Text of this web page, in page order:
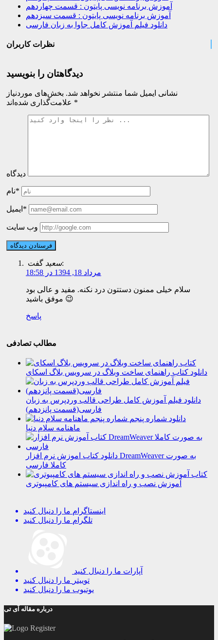
آموزش برنامه نویسی پایتون : قسمت چهاردهم
آموزش برنامه نویسی پایتون : قسمت سیزدهم
دانلود فیلم آموزش کامل جاوا به زبان فارسی
نظرات کاربران
دیدگاهتان را بنویسید
نشانی ایمیل شما منتشر نخواهد شد. بخش‌های موردنیاز
*
دیدگاه
نام*
ایمیل*
وب سایت
سعیدگفت:
مرداد 18, 1394 در 18:58
سلام خیلی ممنون دستتون درد نکنه. مفید و عالی بود
موفق باشید 😉
پاسخ
مطالب تصادفی
دانلود کتاب راهنمای ساخت وبلاگ در سرویس بلاگ اسکای
دانلود فیلم آموزش کامل طراحی قالب وردپرس به زبان
فارسی(قسمت پانزدهم)
دانلود شماره پنجم
ماهنامه سلام دنیا
دانلود کتاب اموزش نرم افزار DreamWeaver به صورت
کاملا فارسی
آموزش نصب و راه اندازی سیستم های کامپیوتری
اینستاگرام ما را دنبال کنید
تلگرام ما را دنبال کنید
آپارات ما را دنبال کنید
توییتر ما را دنبال کنید
یوتیوب ما را دنبال کنید
درباره مقاله آی تی